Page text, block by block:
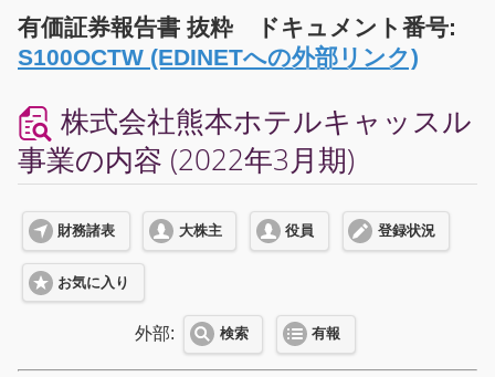
有価証券報告書 抜粋 ドキュメント番号:
S100OCTW (EDINETへの外部リンク)
株式会社熊本ホテルキャッスル
事業の内容 (2022年3月期)
財務諸表 大株主 役員 登録状況
お気に入り
外部: 検索 有報